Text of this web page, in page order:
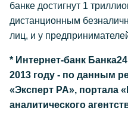
банке достигнут 1
дистанционным
лиц, и у
* Интернет-банк
2013 году - по данным
«Эксперт РА», портала
аналитического